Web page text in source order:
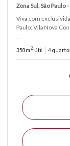
Zona Sul, São Paulo -
Viva com
Paulo: Vila Nova
...
358 m2 útil 4